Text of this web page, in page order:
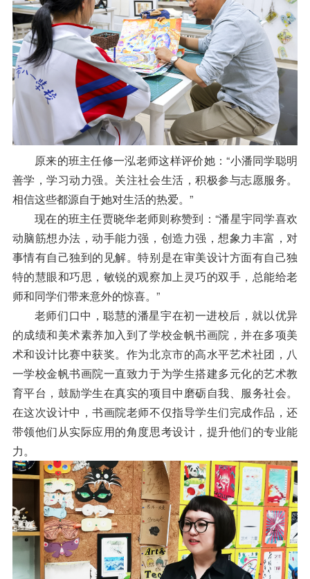
原来的班主任修一泓老师这样评价她：“小潘同学聪明
善学，学习动力强。关注社会生活，积极参与志愿服务。
相信这些都源自于她对生活的热爱。”
现在的班主任贾晓华老师则称赞到：“潘星宇同学喜欢
动脑筋想办法，动手能力强，创造力强，想象力丰富，对
事情有自己独到的见解。特别是在审美设计方面有自己独
特的慧眼和巧思，敏锐的观察加上灵巧的双手，总能给老
师和同学们带来意外的惊喜。”
老师们口中，聪慧的潘星宇在初一进校后，就以优异
的成绩和美术素养加入到了学校金帆书画院，并在多项美
术和设计比赛中获奖。作为北京市的高水平艺术社团，八
一学校金帆书画院一直致力于为学生搭建多元化的艺术教
育平台，鼓励学生在真实的项目中磨砺自我、服务社会。
在这次设计中，书画院老师不仅指导学生们完成作品，还
带领他们从实际应用的角度思考设计，提升他们的专业能
力。